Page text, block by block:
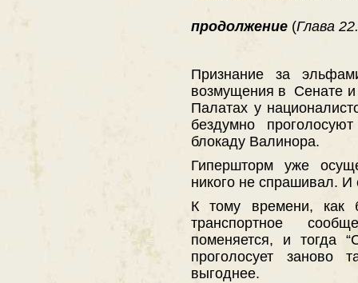
продолжение (Глава
Признание за
возмущения в Сенате и
Палатах у
бездумно
блокаду Валинора.
Гипершторм уже
никого не спрашивал. И
К тому времени, как
транспортное
поменяется, и тогда
проголосует заново
выгоднее.